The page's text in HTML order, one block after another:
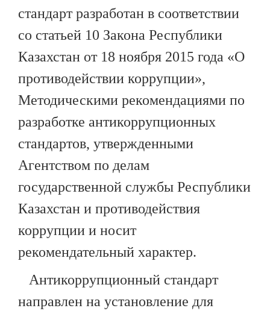
стандарт разработан в соответствии
со статьей 10 Закона Республики
Казахстан от 18 ноября 2015 года «О
противодействии коррупции»,
Методическими рекомендациями по
разработке антикоррупционных
стандартов, утвержденными
Агентством по делам
государственной службы Республики
Казахстан и противодействия
коррупции и носит
рекомендательный характер.
Антикоррупционный стандарт
направлен на установление для